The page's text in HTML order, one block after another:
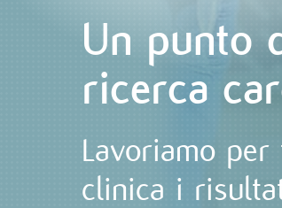
Un punto
ricerca
Lavoriamo
clinica i